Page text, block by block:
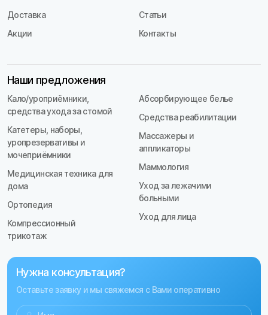
Доставка
Акции
Статьи
Контакты
Наши предложения
Кало/уроприёмники,
средства ухода за стомой
Катетеры, наборы,
уропрезервативы и
мочеприёмники
Медицинская техника для
дома
Ортопедия
Компрессионный
трикотаж
Абсорбирующее белье
Средства реабилитации
Массажеры и
аппликаторы
Маммология
Уход за лежачими
больными
Уход для лица
Нужна консультация?
Оставьте заявку и мы свяжемся с Вами оперативно